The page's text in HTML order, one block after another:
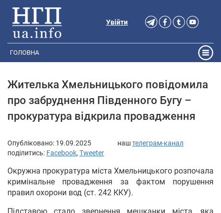
Увійти
ГОЛОВНА
Жителька Хмельницького повідомила
про забруднення Південного Бугу –
прокуратура відкрила провадження
Опубліковано: 19.09.2025 наштелеграм-канал
поділитись: Facebook, Tweeter
Окружна прокуратура міста Хмельницького розпочала
кримінальне провадження за фактом порушення
правил охорони вод (ст. 242 ККУ).
Підставою стало звернення мешканки міста, яка